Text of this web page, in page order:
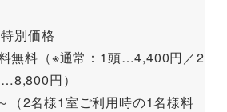
別価格
無料（※通常：1頭…4,400円／2
円）
（2名様1室ご利用時の1名様料